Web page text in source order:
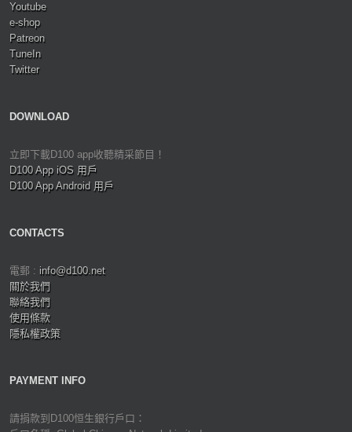
Youtube
e-shop
Patreon
TuneIn
Twitter
DOWNLOAD
立即下載D100 app收聽精采節目！
D100 App iOS 用戶
D100 App Android 用戶
CONTACTS
電郵 : info@d100.net
關於我們
聯絡我們
使用條款
隱私權政策
PAYMENT INFO
請捐款到D100恒生銀行戶口：